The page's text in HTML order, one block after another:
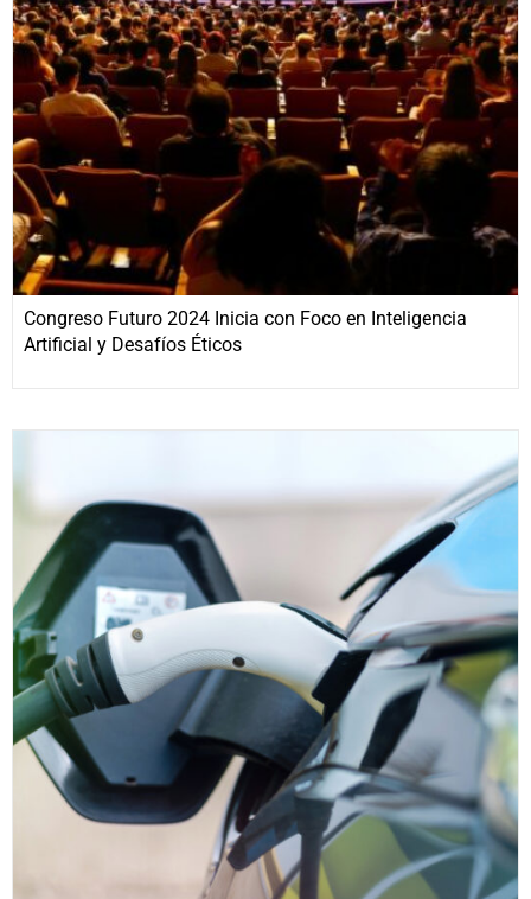
Congreso Futuro 2024 Inicia con Foco en Inteligencia
Artificial y Desafíos Éticos